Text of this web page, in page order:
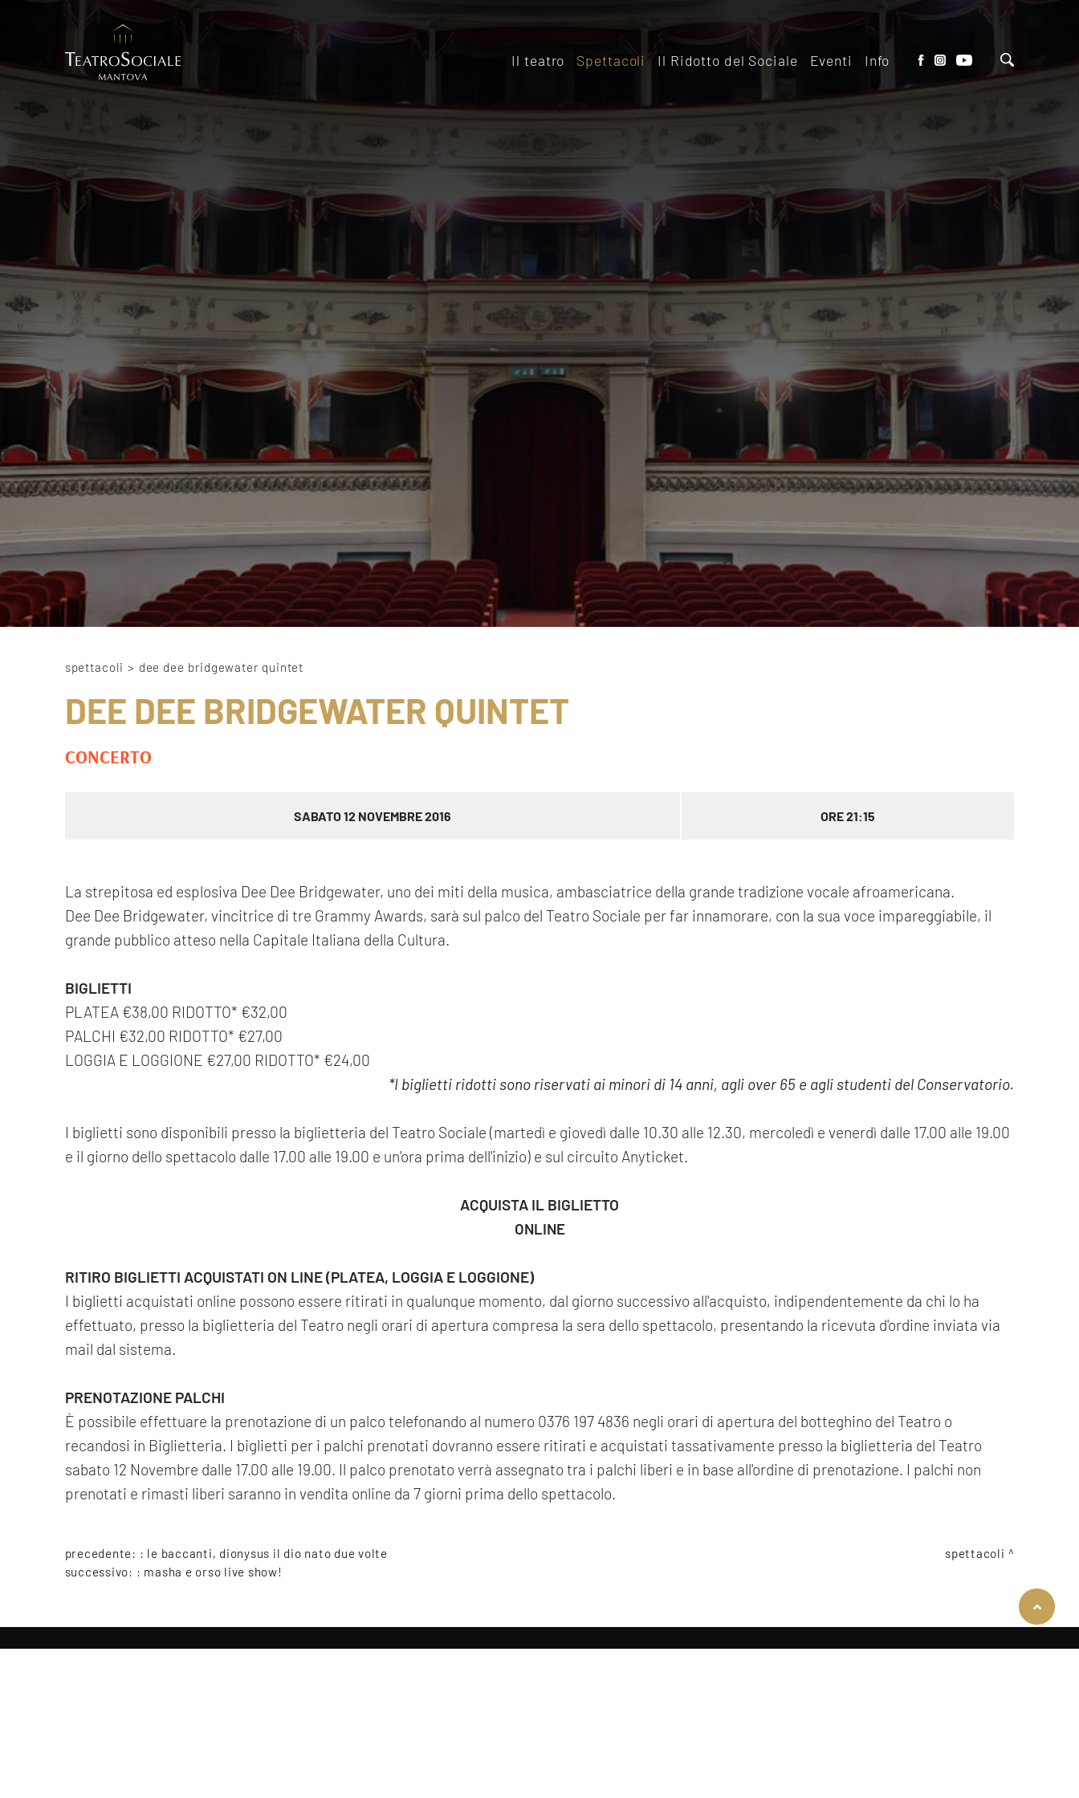
Il teatro
Storia
Affitta il Teatro
Sostieni il Teatro
Spettacoli Il Ridotto del Sociale
Il ridotto del Teatro
Archivio Eventi del
Eventi Info
Dove Parcheggiare
spettacoli > dee dee bridgewater quintet
DEE DEE BRIDGEWATER QUINTET
CONCERTO
SABATO 12 NOVEMBRE 2016 ORE 21:15
La strepitosa ed esplosiva Dee Dee Bridgewater, uno dei miti della musica, ambasciatrice della grande tradizione vocale afroamericana.
Dee Dee Bridgewater, vincitrice di tre Grammy Awards, sarà sul palco del Teatro Sociale per far innamorare, con la sua voce impareggiabile, il
grande pubblico atteso nella Capitale Italiana della Cultura.
BIGLIETTI
PLATEA €38,00 RIDOTTO* €32,00
PALCHI €32,00 RIDOTTO* €27,00
LOGGIA E LOGGIONE €27,00 RIDOTTO* €24,00
*I biglietti ridotti sono riservati ai minori di 14 anni, agli over 65 e agli studenti del Conservatorio.
I biglietti sono disponibili presso la biglietteria del Teatro Sociale (martedì e giovedì dalle 10.30 alle 12.30, mercoledì e venerdì dalle 17.00 alle 19.00
e il giorno dello spettacolo dalle 17.00 alle 19.00 e un'ora prima dell'inizio) e sul circuito Anyticket.
ACQUISTA IL BIGLIETTO
ONLINE
RITIRO BIGLIETTI ACQUISTATI ON LINE (PLATEA, LOGGIA E LOGGIONE)
I biglietti acquistati online possono essere ritirati in qualunque momento, dal giorno successivo all'acquisto, indipendentemente da chi lo ha
effettuato, presso la biglietteria del Teatro negli orari di apertura compresa la sera dello spettacolo, presentando la ricevuta d'ordine inviata via
mail dal sistema.
PRENOTAZIONE PALCHI
È possibile effettuare la prenotazione di un palco telefonando al numero 0376 197 4836 negli orari di apertura del botteghino del Teatro o
recandosi in Biglietteria. I biglietti per i palchi prenotati dovranno essere ritirati e acquistati tassativamente presso la biglietteria del Teatro
sabato 12 Novembre dalle 17.00 alle 19.00. Il palco prenotato verrà assegnato tra i palchi liberi e in base all'ordine di prenotazione. I palchi non
prenotati e rimasti liberi saranno in vendita online da 7 giorni prima dello spettacolo.
precedente: : le baccanti, dionysus il dio nato due volte
successivo: : masha e orso live show!
spettacoli